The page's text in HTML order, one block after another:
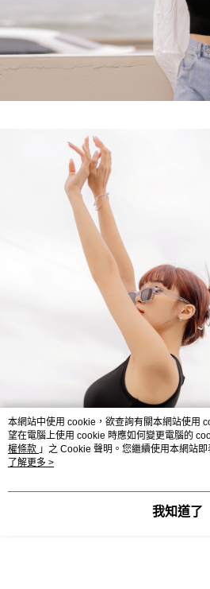
本網站中使用 cookie，欲查詢有關本網站使用
望在電腦上使用 cookie 時應如何變更電腦的
權條款 」之 Cookie 聲明。您繼續使用本網站
用條款之 Cookie 聲明使用 cookie。
了解更多 >
我知道了